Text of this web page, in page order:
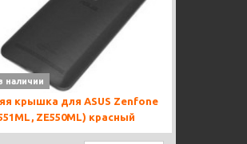
наличии
крышка для ASUS Zenfone
ZE550ML) красный